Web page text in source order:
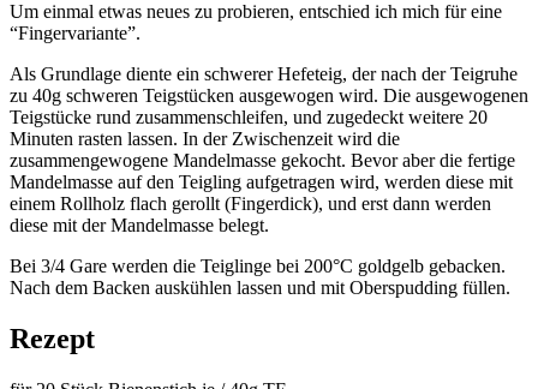
Um einmal etwas neues zu probieren, entschied ich mich für eine
“Fingervariante”.
Als Grundlage diente ein schwerer Hefeteig, der nach der Teigruhe
zu 40g schweren Teigstücken ausgewogen wird. Die ausgewogenen
Teigstücke rund zusammenschleifen, und zugedeckt weitere 20
Minuten rasten lassen. In der Zwischenzeit wird die
zusammengewogene Mandelmasse gekocht. Bevor aber die fertige
Mandelmasse auf den Teigling aufgetragen wird, werden diese mit
einem Rollholz flach gerollt (Fingerdick), und erst dann werden
diese mit der Mandelmasse belegt.
Bei 3/4 Gare werden die Teiglinge bei 200°C goldgelb gebacken.
Nach dem Backen auskühlen lassen und mit Oberspudding füllen.
Rezept